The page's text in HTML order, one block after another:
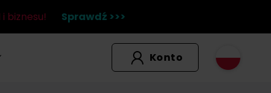
biznesu! Sprawdź >>>
Konto